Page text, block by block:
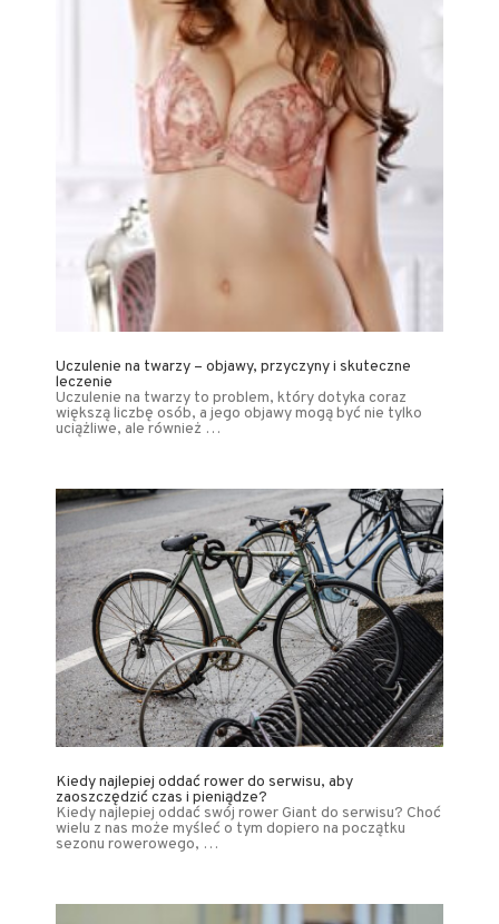
Uczulenie na twarzy – objawy, przyczyny i skuteczne
leczenie
Uczulenie na twarzy to problem, który dotyka coraz
większą liczbę osób, a jego objawy mogą być nie tylko
uciążliwe, ale również …
Kiedy najlepiej oddać rower do serwisu, aby
zaoszczędzić czas i pieniądze?
Kiedy najlepiej oddać swój rower Giant do serwisu? Choć
wielu z nas może myśleć o tym dopiero na początku
sezonu rowerowego, …